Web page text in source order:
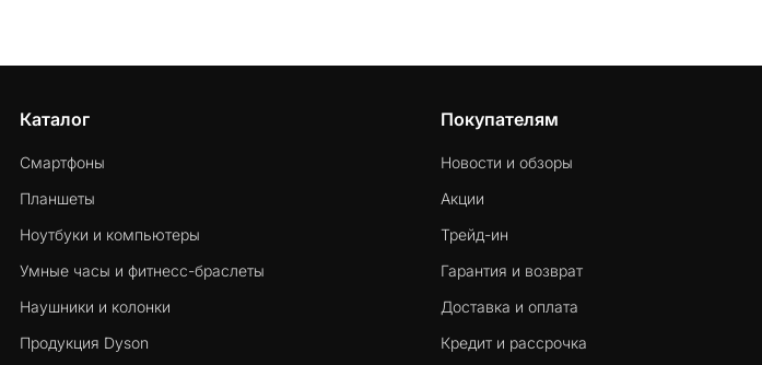
Каталог
Смартфоны
Планшеты
Ноутбуки и компьютеры
Умные часы и фитнесс-браслеты
Наушники и колонки
Продукция Dyson
Покупателям
Новости и обзоры
Акции
Трейд-ин
Гарантия и возврат
Доставка и оплата
Кредит и рассрочка